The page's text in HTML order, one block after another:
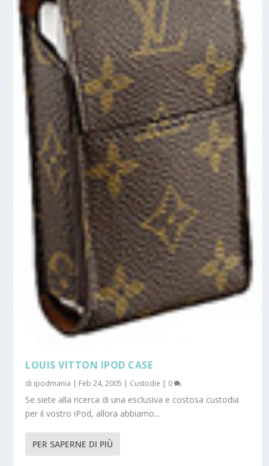
LOUIS VITTON IPOD CASE
di ipodmania | Feb 24, 2005 | Custodie | 0
Se siete alla ricerca di una esclusiva e costosa custodia
per il vostro iPod, allora abbiamo...
PER SAPERNE DI PIÙ